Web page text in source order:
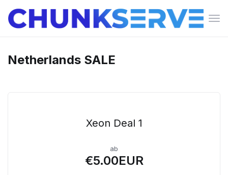
Netherlands SALE
Xeon Deal 1
ab
€5.00EUR